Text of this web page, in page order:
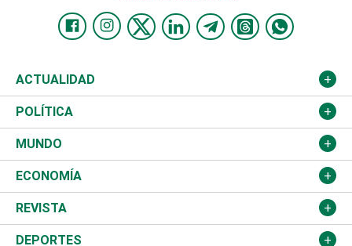
ACTUALIDAD
Nacional
Ciudad
Educación
Salud
Justicia
POLÍTICA
Partidos
JCE
TSE
Congreso Nacional
MUNDO
Estados Unidos
América Latina
Haití
ECONOMÍA
Finanzas
Turismo
REVISTA
Música
DEPORTES